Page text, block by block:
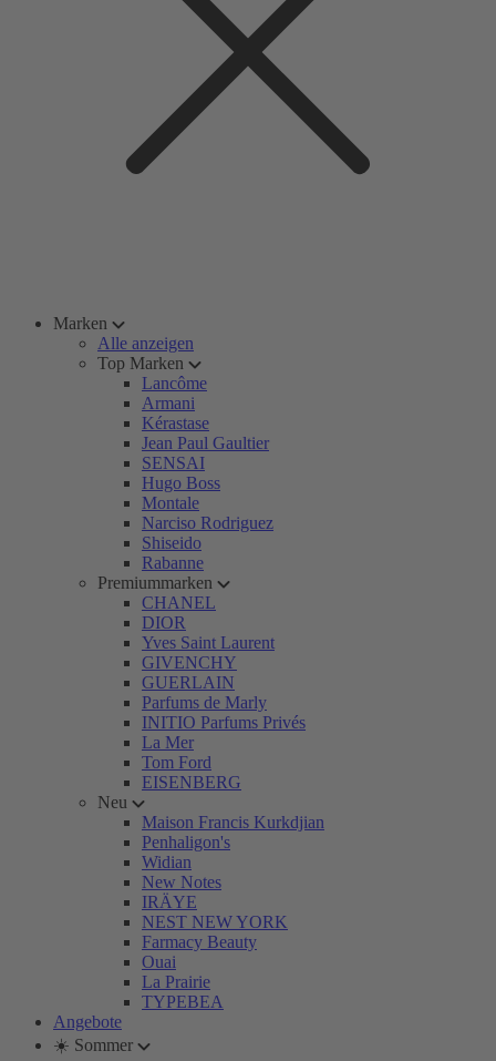
Marken
Alle anzeigen
Top Marken
Lancôme
Armani
Kérastase
Jean Paul Gaultier
SENSAI
Hugo Boss
Montale
Narciso Rodriguez
Shiseido
Rabanne
Premiummarken
CHANEL
DIOR
Yves Saint Laurent
GIVENCHY
GUERLAIN
Parfums de Marly
INITIO Parfums Privés
La Mer
Tom Ford
EISENBERG
Neu
Maison Francis Kurkdjian
Penhaligon's
Widian
New Notes
IRÄYE
NEST NEW YORK
Farmacy Beauty
Ouai
La Prairie
TYPEBEA
Angebote
☀️ Sommer